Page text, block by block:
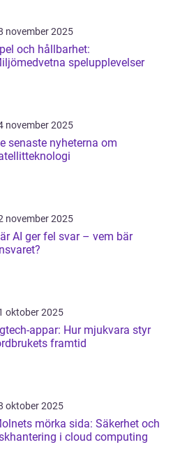
november 2025
och hållbarhet:
spelupplevelser
november 2025
senaste nyheterna om
november 2025
AI ger fel svar – vem bär
oktober 2025
appar: Hur mjukvara styr
framtid
oktober 2025
mörka sida: Säkerhet och
i cloud computing